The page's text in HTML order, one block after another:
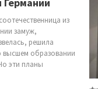
из
замуж,
решила
высшем образовании
эти планы